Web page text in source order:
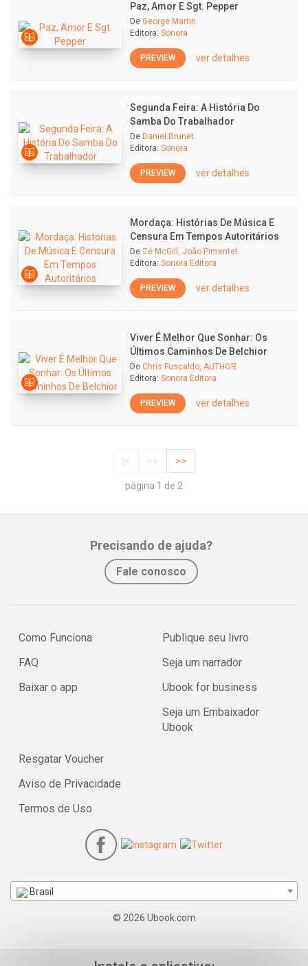
Paz, Amor E Sgt. Pepper
De George Martin
Editora: Sonora
PREVIEW ver detalhes
Segunda Feira: A História Do
Samba Do Trabalhador
De Daniel Brunet
Editora: Sonora
PREVIEW ver detalhes
Mordaça: Histórias De Música E
Censura Em Tempos Autoritários
De Zé McGill, João Pimentel
Editora: Sonora Editora
PREVIEW ver detalhes
Viver É Melhor Que Sonhar: Os
Últimos Caminhos De Belchior
De Chris Fuscaldo, AUTHOR
Editora: Sonora Editora
PREVIEW ver detalhes
|< << >>
página 1 de 2
Precisando de ajuda?
Fale conosco
Como Funciona
FAQ
Baixar o app
Publique seu livro
Seja um narrador
Ubook for business
Seja um Embaixador
Ubook
Resgatar Voucher
Aviso de Privacidade
Termos de Uso
Brasil
© 2026 Ubook.com